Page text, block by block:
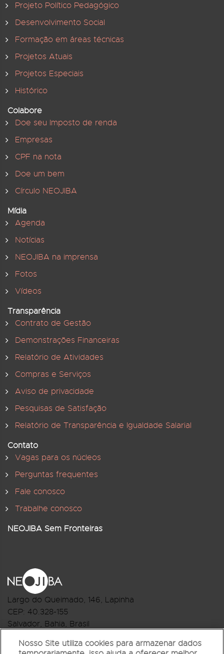
Projeto Político Pedagógico
Desenvolvimento Social
Formação em áreas técnicas
Projetos Atuais
Projetos Especiais
Histórico
Colabore
Doe seu Imposto de renda
Empresas
CPF na nota
Doe um bem
Círculo NEOJIBA
Mídia
Agenda
Notícias
NEOJIBA na imprensa
Fotos
Vídeos
Transparência
Contrato de Gestão
Demonstrações Financeiras
Relatório de Atividades
Compras e Serviços
Aviso de privacidade
Pesquisas de Satisfação
Relatório de Transparência e Igualdade Salarial
Contato
Vagas para os núcleos
Perguntas frequentes
Fale conosco
Trabalhe conosco
NEOJIBA Sem Fronteiras
Largo do Queimado, 146, Lapinha
CEP: 40.328-155
Salvador, Bahia, Brasil
Nosso Site utiliza cookies para armazenar dados